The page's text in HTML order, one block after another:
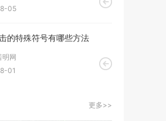
05
的特殊符号有哪些方法
明网
01
更多>>